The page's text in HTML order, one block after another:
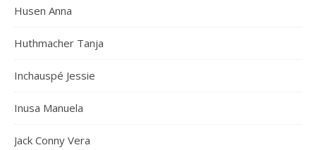
Husen Anna
Huthmacher Tanja
Inchauspé Jessie
Inusa Manuela
Jack Conny Vera